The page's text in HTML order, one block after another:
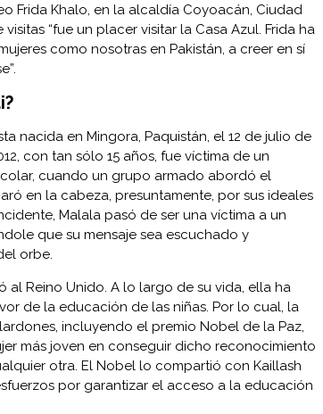
Frida Khalo, en la alcaldía Coyoacán, Ciudad
“fue un placer visitar la Casa Azul. Frida ha
como nosotras en Pakistán, a creer en sí
nacida en Mingora, Paquistán, el 12 de julio de
con tan sólo 15 años, fue víctima de un
cuando un grupo armado abordó el
en la cabeza, presuntamente, por sus ideales
Malala pasó de ser una víctima a un
que su mensaje sea escuchado y
orbe.
al Reino Unido. A lo largo de su vida, ella ha
de la educación de las niñas. Por lo cual, la
incluyendo el premio Nobel de la Paz,
más joven en conseguir dicho reconocimiento
otra. El Nobel lo compartió con Kaillash
por garantizar el acceso a la educación